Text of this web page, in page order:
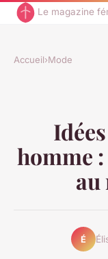
Le magazine
Accueil›Mode
homme
au
É